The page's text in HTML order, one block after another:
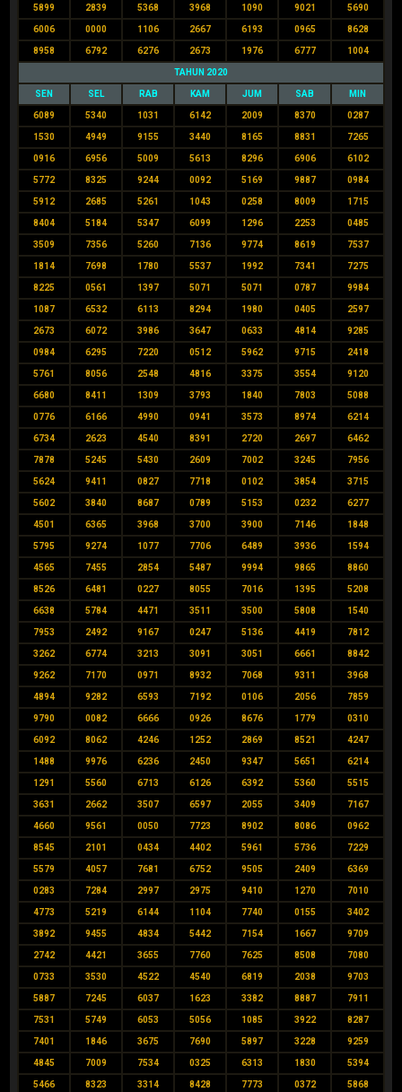
5899 2839 5368 3968 1090 9021 5690
6006 0000 1106 2667 6193 0965 8628
8958 6792 6276 2673 1976 6777 1004
TAHUN 2020
SEN SEL RAB KAM JUM SAB MIN
6089 5340 1031 6142 2009 8370 0287
1530 4949 9155 3440 8165 8831 7265
0916 6956 5009 5613 8296 6906 6102
5772 8325 9244 0092 5169 9887 0984
5912 2685 5261 1043 0258 8009 1715
8404 5184 5347 6099 1296 2253 0485
3509 7356 5260 7136 9774 8619 7537
1814 7698 1780 5537 1992 7341 7275
8225 0561 1397 5071 5071 0787 9984
1087 6532 6113 8294 1980 0405 2597
2673 6072 3986 3647 0633 4814 9285
0984 6295 7220 0512 5962 9715 2418
5761 8056 2548 4816 3375 3554 9120
6680 8411 1309 3793 1840 7803 5088
0776 6166 4990 0941 3573 8974 6214
6734 2623 4540 8391 2720 2697 6462
7878 5245 5430 2609 7002 3245 7956
5624 9411 0827 7718 0102 3854 3715
5602 3840 8687 0789 5153 0232 6277
4501 6365 3968 3700 3900 7146 1848
5795 9274 1077 7706 6489 3936 1594
4565 7455 2854 5487 9994 9865 8860
8526 6481 0227 8055 7016 1395 5208
6638 5784 4471 3511 3500 5808 1540
7953 2492 9167 0247 5136 4419 7812
3262 6774 3213 3091 3051 6661 8842
9262 7170 0971 8932 7068 9311 3968
4894 9282 6593 7192 0106 2056 7859
9790 0082 6666 0926 8676 1779 0310
6092 8062 4246 1252 2869 8521 4247
1488 9976 6236 2450 9347 5651 6214
1291 5560 6713 6126 6392 5360 5515
3631 2662 3507 6597 2055 3409 7167
4660 9561 0050 7723 8902 8086 0962
8545 2101 0434 4402 5961 5736 7229
5579 4057 7681 6752 9505 2409 6369
0283 7284 2997 2975 9410 1270 7010
4773 5219 6144 1104 7740 0155 3402
3892 9455 4834 5442 7154 1667 9709
2742 4421 3655 7760 7625 8508 7080
0733 3530 4522 4540 6819 2038 9703
5887 7245 6037 1623 3382 8887 7911
7531 5749 6053 5056 1085 3922 8287
7401 1846 3675 7690 5897 3228 9259
4845 7009 7534 0325 6313 1830 5394
5466 8323 3314 8428 7773 0372 5868